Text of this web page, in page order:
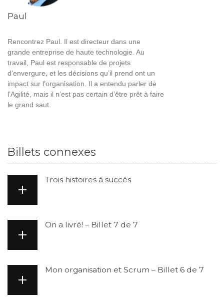
Paul
Rencontrez Paul. Il est directeur dans une
grande entreprise de haute technologie. Au
travail, Paul est responsable de projets
d’envergure, et les décisions qu’il prend ont un
impact sur l’organisation. Il a entendu parler de
l’Agilité, mais il n’est pas certain d’être prêt à faire
le grand saut.
Billets connexes
Trois histoires à succès
On a livré! – Billet 7 de 7
Mon organisation et Scrum – Billet 6 de 7